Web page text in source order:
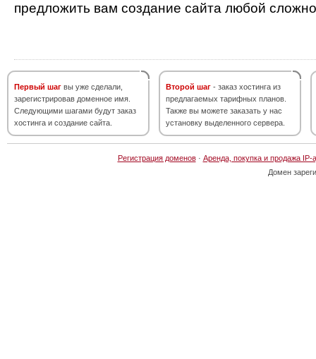
предложить вам создание сайта любой
Первый шаг вы уже сделали,
зарегистрировав доменное имя.
Следующими шагами будут заказ
хостинга и создание сайта.
Второй шаг - заказ хостинга из
предлагаемых тарифных планов.
Также вы можете заказать у нас
установку выделенного сервера.
Регистрация доменов· Аренда, покупка и продажа IP-
Домен